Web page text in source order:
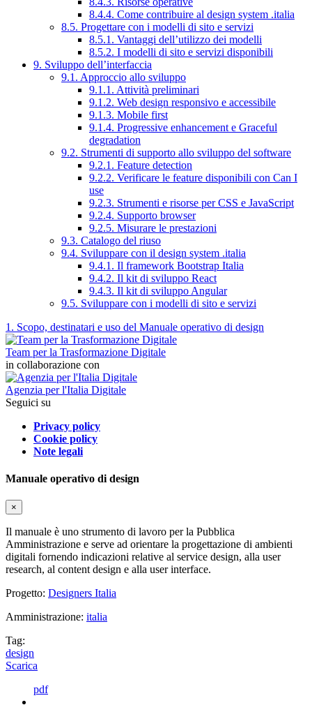
8.4.4. Come contribuire al design system .italia
8.5. Progettare con i modelli di sito e servizi
8.5.1. Vantaggi dell’utilizzo dei modelli
8.5.2. I modelli di sito e servizi disponibili
9. Sviluppo dell’interfaccia
9.1. Approccio allo sviluppo
9.1.1. Attività preliminari
9.1.2. Web design responsivo e accessibile
9.1.3. Mobile first
9.1.4. Progressive enhancement e Graceful
degradation
9.2. Strumenti di supporto allo sviluppo del software
9.2.1. Feature detection
9.2.2. Verificare le feature disponibili con Can I
use
9.2.3. Strumenti e risorse per CSS e JavaScript
9.2.4. Supporto browser
9.2.5. Misurare le prestazioni
9.3. Catalogo del riuso
9.4. Sviluppare con il design system .italia
9.4.1. Il framework Bootstrap Italia
9.4.2. Il kit di sviluppo React
9.4.3. Il kit di sviluppo Angular
9.5. Sviluppare con i modelli di sito e servizi
1. Scopo, destinatari e uso del Manuale operativo di design
Team per la Trasformazione Digitale
in collaborazione con
Agenzia per l'Italia Digitale
Seguici su
Privacy policy
Cookie policy
Note legali
Manuale operativo di design
×
Il manuale è uno strumento di lavoro per la Pubblica
Amministrazione e serve ad orientare la progettazione di ambienti
digitali fornendo indicazioni relative al service design, alla user
research, al content design e alla user interface.
Progetto: Designers Italia
Amministrazione: italia
Tag:
design
Scarica
pdf